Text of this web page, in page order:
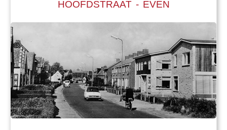
HOOFDSTRAAT - EVEN